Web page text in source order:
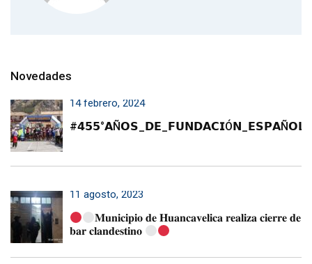
Novedades
14 febrero, 2024
11 agosto, 2023
𝐌𝐮𝐧𝐢𝐜𝐢𝐩𝐢𝐨 𝐝𝐞 𝐇𝐮𝐚𝐧𝐜𝐚𝐯𝐞𝐥𝐢𝐜𝐚 𝐫𝐞𝐚𝐥𝐢𝐳𝐚 𝐜𝐢𝐞𝐫𝐫𝐞 𝐝𝐞
𝐛𝐚𝐫 𝐜𝐥𝐚𝐧𝐝𝐞𝐬𝐭𝐢𝐧𝐨